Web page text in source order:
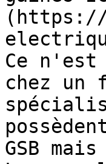
Ce
chez un
GSB